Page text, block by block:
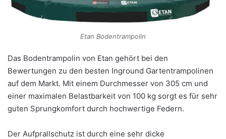
Etan Bodentrampolin
Das Bodentrampolin von Etan gehört bei den
Bewertungen zu den besten Inground Gartentrampolinen
auf dem Markt. Mit einem Durchmesser von 305 cm und
einer maximalen Belastbarkeit von 100 kg sorgt es für sehr
guten Sprungkomfort durch hochwertige Federn.
Der Aufprallschutz ist durch eine sehr dicke